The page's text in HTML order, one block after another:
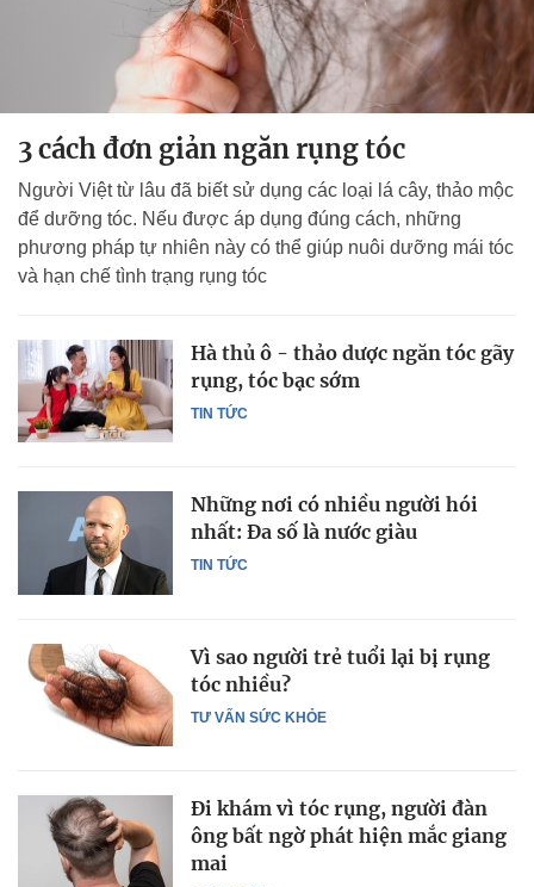
3 cách đơn giản ngăn rụng tóc
Người Việt từ lâu đã biết sử dụng các loại lá cây, thảo mộc
để dưỡng tóc. Nếu được áp dụng đúng cách, những
phương pháp tự nhiên này có thể giúp nuôi dưỡng mái tóc
và hạn chế tình trạng rụng tóc
TIN TỨC
Hà thủ ô - thảo dược ngăn tóc gãy
rụng, tóc bạc sớm
TIN TỨC
Những nơi có nhiều người hói
nhất: Đa số là nước giàu
TƯ VẤN SỨC KHỎE
Vì sao người trẻ tuổi lại bị rụng
tóc nhiều?
Đi khám vì tóc rụng, người đàn
ông bất ngờ phát hiện mắc giang
mai